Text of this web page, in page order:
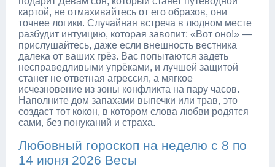
картой, не отмахивайтесь от его образов, они
точнее логики. Случайная встреча в людном месте
разбудит интуицию, которая завопит: «Вот оно!» —
прислушайтесь, даже если внешность вестника
далека от ваших грёз. Вас попытаются задеть
несправедливыми упрёками, и лучшей защитой
станет не ответная агрессия, а мягкое
исчезновение из зоны конфликта на пару часов.
Наполните дом запахами выпечки или трав, это
создаст тот кокон, в котором слова любви родятся
сами, без понуканий и страха.
Любовный гороскоп на неделю с 8 по
14 июня 2026 Весы